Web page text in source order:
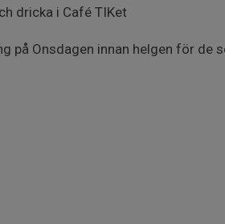
dricka i Café TIKet
på Onsdagen innan helgen för de